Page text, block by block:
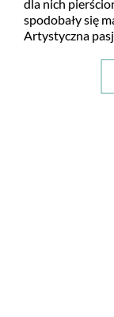
dla nich
spodobały się
Artystyczna